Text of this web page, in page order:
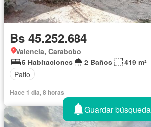
Bs 45.252.684
Valencia, Carabobo
5 Habitaciones
2 Baños
419 m²
Patio
Hace 1 día, 8 horas
Guardar búsqueda